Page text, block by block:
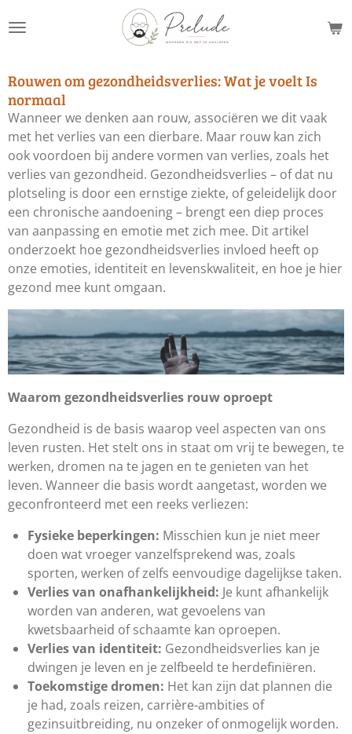
direct
de
hoofdinhoud
Rouwen om gezondheidsverlies: Wat je voelt Is
normaal
Wanneer we denken aan rouw, associëren we dit vaak
met het verlies van een dierbare. Maar rouw kan zich
ook voordoen bij andere vormen van verlies, zoals het
verlies van gezondheid. Gezondheidsverlies – of dat nu
plotseling is door een ernstige ziekte, of geleidelijk door
een chronische aandoening – brengt een diep proces
van aanpassing en emotie met zich mee. Dit artikel
onderzoekt hoe gezondheidsverlies invloed heeft op
onze emoties, identiteit en levenskwaliteit, en hoe je hier
gezond mee kunt omgaan.
Waarom gezondheidsverlies rouw oproept
Gezondheid is de basis waarop veel aspecten van ons
leven rusten. Het stelt ons in staat om vrij te bewegen, te
werken, dromen na te jagen en te genieten van het
leven. Wanneer die basis wordt aangetast, worden we
geconfronteerd met een reeks verliezen:
Fysieke beperkingen: Misschien kun je niet meer
doen wat vroeger vanzelfsprekend was, zoals
sporten, werken of zelfs eenvoudige dagelijkse taken.
Verlies van onafhankelijkheid: Je kunt afhankelijk
worden van anderen, wat gevoelens van
kwetsbaarheid of schaamte kan oproepen.
Verlies van identiteit: Gezondheidsverlies kan je
dwingen je leven en je zelfbeeld te herdefiniëren.
Toekomstige dromen: Het kan zijn dat plannen die
je had, zoals reizen, carrière-ambities of
gezinsuitbreiding, nu onzeker of onmogelijk worden.